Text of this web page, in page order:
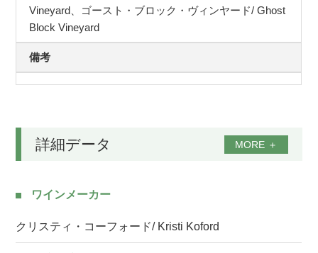
Vineyard、ゴースト・ブロック・ヴィンヤード/ Ghost
Block Vineyard
備考
詳細データ MORE ＋
ワインメーカー
クリスティ・コーフォード/ Kristi Koford